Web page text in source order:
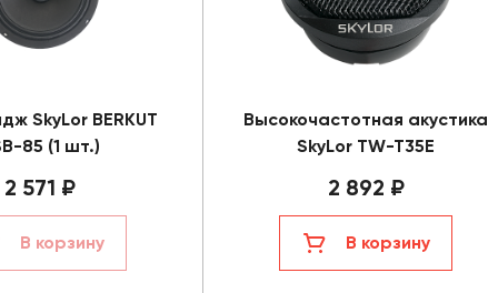
SkyLor BERKUT
85 (1 шт.)
2 571 ₽
В корзину
Высокочастотная акустика
SkyLor TW-T35E
2 892 ₽
В корзину